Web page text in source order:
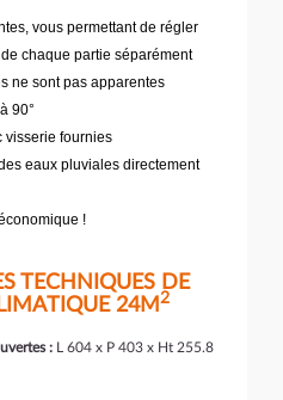
vous permettant de régler
chaque partie séparément
ne sont pas apparentes
90°
visserie fournies
eaux pluviales directement
!
TECHNIQUES DE
24M 2
: L 604 x P 403 x Ht 255.8